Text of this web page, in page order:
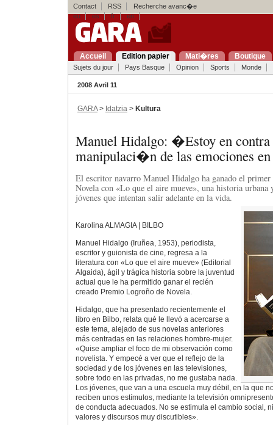
Contact RSS
Recherche avanc�e
eu
es fr en
Accueil Edition papier Mati�res Boutique
Sujets du jour Pays Basque Opinion Sports Monde
2008 Avril 11
GARA> Idatzia > Kultura
Manuel Hidalgo: �Estoy en contra
manipulaci�n de las emociones
El escritor navarro Manuel Hidalgo ha ganado el
Novela con «Lo que el aire mueve», una historia urbana
jóvenes que intentan salir adelante en la vida.
Karolina ALMAGIA | BILBO
Manuel Hidalgo (Iruñea, 1953), periodista,
escritor y guionista de cine, regresa a la
literatura con «Lo que el aire mueve» (Editorial
Algaida), ágil y trágica historia sobre la juventud
actual que le ha permitido ganar el recién
creado Premio Logroño de Novela.
Hidalgo, que ha presentado recientemente el
libro en Bilbo, relata qué le llevó a acercarse a
este tema, alejado de sus novelas anteriores
más centradas en las relaciones hombre-mujer.
«Quise ampliar el foco de mi observación como
novelista. Y empecé a ver que el reflejo de la
sociedad y de los jóvenes en las televisiones,
sobre todo en las privadas, no me gustaba nada.
Los jóvenes, que van a una escuela muy débil, en la que
reciben unos estímulos, mediante la televisión
de conducta adecuados. No se estimula el cambio social,
valores y discursos muy discutibles».